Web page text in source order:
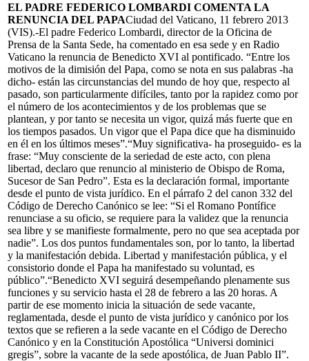
EL PADRE FEDERICO LOMBARDI COMENTA LA
RENUNCIA DEL PAPACiudad del Vaticano, 11 febrero 2013
(VIS).-El padre Federico Lombardi, director de la Oficina de
Prensa de la Santa Sede, ha comentado en esa sede y en Radio
Vaticano la renuncia de Benedicto XVI al pontificado. “Entre los
motivos de la dimisión del Papa, como se nota en sus palabras -ha
dicho- están las circunstancias del mundo de hoy que, respecto al
pasado, son particularmente difíciles, tanto por la rapidez como por
el número de los acontecimientos y de los problemas que se
plantean, y por tanto se necesita un vigor, quizá más fuerte que en
los tiempos pasados. Un vigor que el Papa dice que ha disminuido
en él en los últimos meses”.“Muy significativa- ha proseguido- es la
frase: “Muy consciente de la seriedad de este acto, con plena
libertad, declaro que renuncio al ministerio de Obispo de Roma,
Sucesor de San Pedro”. Esta es la declaración formal, importante
desde el punto de vista jurídico. En el párrafo 2 del canon 332 del
Código de Derecho Canónico se lee: “Si el Romano Pontífice
renunciase a su oficio, se requiere para la validez que la renuncia
sea libre y se manifieste formalmente, pero no que sea aceptada por
nadie”. Los dos puntos fundamentales son, por lo tanto, la libertad
y la manifestación debida. Libertad y manifestación pública, y el
consistorio donde el Papa ha manifestado su voluntad, es
público”.“Benedicto XVI seguirá desempeñando plenamente sus
funciones y su servicio hasta el 28 de febrero a las 20 horas. A
partir de ese momento inicia la situación de sede vacante,
reglamentada, desde el punto de vista jurídico y canónico por los
textos que se refieren a la sede vacante en el Código de Derecho
Canónico y en la Constitución Apostólica “Universi dominici
gregis”, sobre la vacante de la sede apostólica, de Juan Pablo II”.